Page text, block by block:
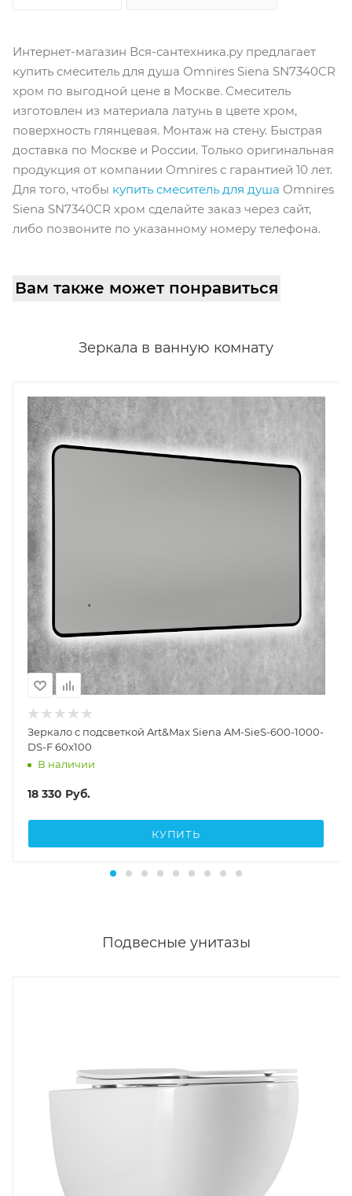
Интернет-магазин Вся-сантехника.ру предлагает
купить cмеситель для душа Omnires Siena SN7340CR
хром по выгодной цене в Москве. Смеситель
изготовлен из материала латунь в цвете хром,
поверхность глянцевая. Монтаж на стену. Быстрая
доставка по Москве и России. Только оригинальная
продукция от компании Omnires с гарантией 10 лет.
Для того, чтобы купить смеситель для душа Omnires
Siena SN7340CR хром сделайте заказ через сайт,
либо позвоните по указанному номеру телефона.
Вам также может понравиться
Зеркала в ванную комнату
Зеркало с подсветкой Art&Max Siena AM-SieS-600-1000-
DS-F 60x100
В наличии
18 330 Руб.
КУПИТЬ
Подвесные унитазы